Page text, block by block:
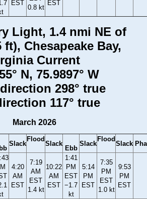
EST
0.8 kt
EST
Light, 1.4 nmi NE of
ft), Chesapeake Bay,
Current
N, 75.9897° W
298° true
117° true
March 2026
Slack
Flood
Slack
Ebb
Slack
Flood
Slack
4:20
AM
EST
7:19
AM
EST
1.4 kt
10:22
AM
EST
1:41
PM
EST
−1.7
kt
5:14
PM
EST
7:35
PM
EST
1.0 kt
9:53
PM
EST